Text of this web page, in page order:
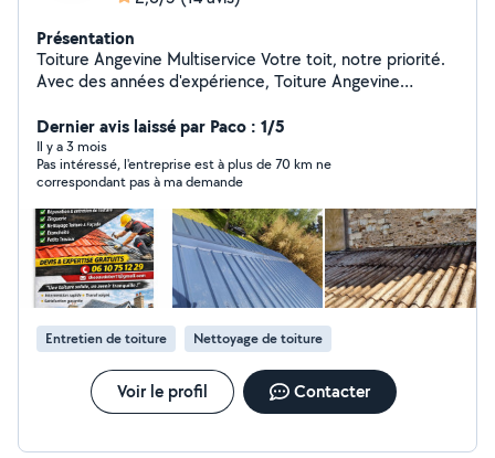
Présentation
Toiture Angevine Multiservice Votre toit, notre priorité.
Avec des années d'expérience, Toiture Angevine
zinguerie et ramonage. Nous vous proposons des
solutions sur mesure pour protéger et embellir votre
maison. En complément, nous réalisons aussi des petits
travaux divers, pour un accompagnement complet tout
au long de l'année. Faites confiance à Toiture Angevine
Multiservice, pour un toit solide et durable. DEVIS
GRATUIT
Dernier avis laissé par Paco : 1/5
Il y a 3 mois
Pas intéressé, l'entreprise est à plus de 70 km ne
correspondant pas à ma demande
Entretien de toiture Nettoyage de toiture
Voir le profil Contacter